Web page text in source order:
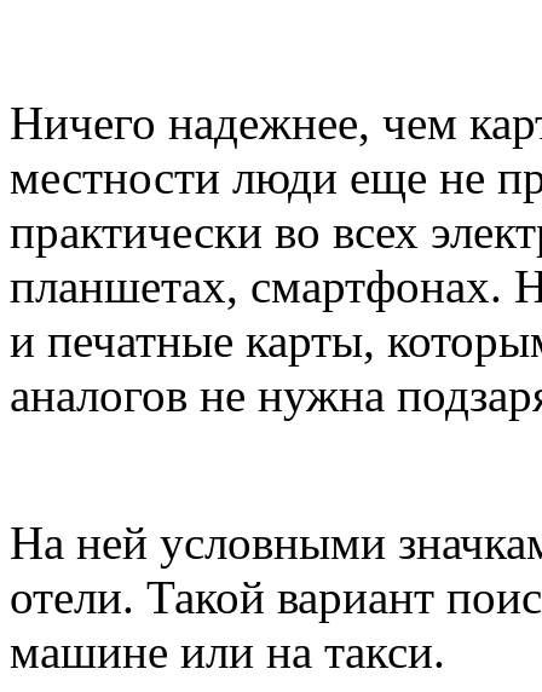
Ничего надежнее, чем
местности люди еще не
практически во всех
планшетах, смартфонах.
и печатные карты,
аналогов не нужна
На ней условными
отели. Такой вариант
машине или на такси.